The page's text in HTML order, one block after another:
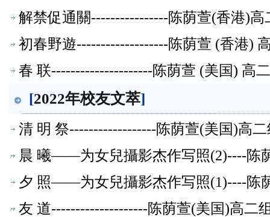
解禁促通關----------------陈荫萱(香港)高
初春野遊-------------------陈荫萱 (香港)
春 联---------------------陈荫萱 (美国) 高
[2022年校友文萃]
清 明 祭------------------陈荫萱(美国)高
晨 曦——为女兒攝影杰作写照(2)----陈
夕 照——为女兒攝影杰作写照(1)----陈
友 道--------------------陈荫萱(美国)高二